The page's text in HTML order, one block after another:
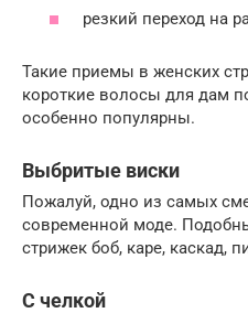
резкий переход на
Такие приемы в женских
короткие волосы для дам
особенно популярны.
Выбритые виски
Пожалуй, одно из самых
современной моде.
стрижек боб, каре, каскад,
С челкой